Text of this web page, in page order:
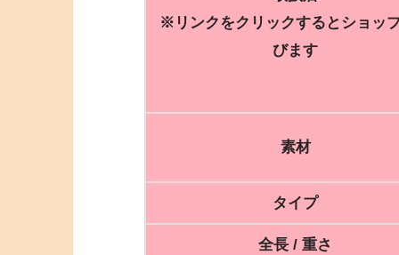
※リンクをクリックするとショッ
びます
素材
タイプ
全長 / 重さ